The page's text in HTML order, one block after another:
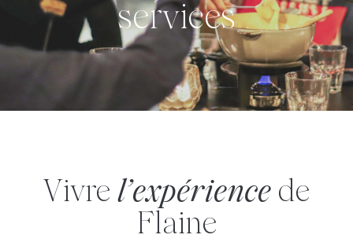
services
Vivre l’expérience de
Flaine